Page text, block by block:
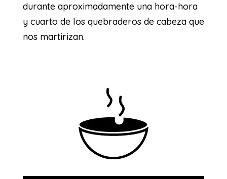
durante aproximadamente una hora-hora
y cuarto de los quebraderos de cabeza que
nos martirizan.